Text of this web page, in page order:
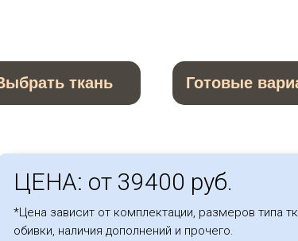
ткань Готовые
ЦЕНА: от 39400 руб.
*Цена зависит от комплектации, размеров типа
обивки, наличия дополнений и прочего.